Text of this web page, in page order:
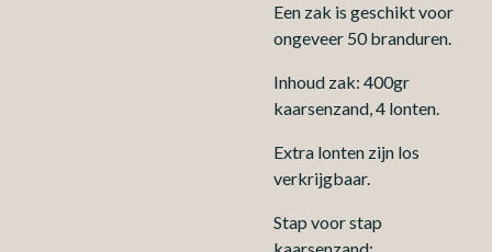
Een zak is geschikt voor
ongeveer 50 branduren.
Inhoud zak: 400gr
kaarsenzand, 4 lonten.
Extra lonten zijn los
verkrijgbaar.
Stap voor stap